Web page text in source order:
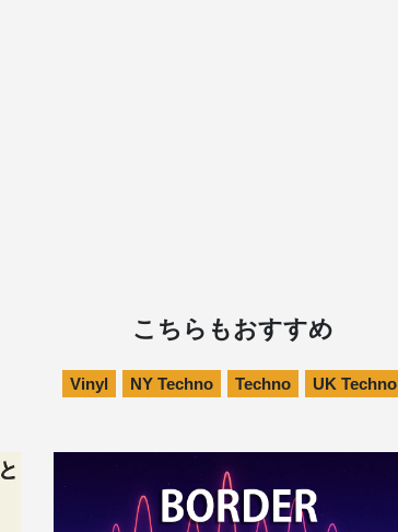
こちらもおすすめ
Vinyl NY Techno Techno UK Techno